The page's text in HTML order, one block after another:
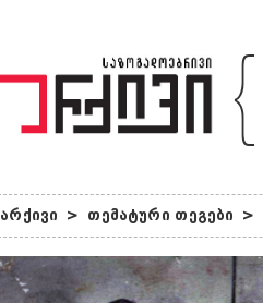
{
არქივი > თემატური თეგები >